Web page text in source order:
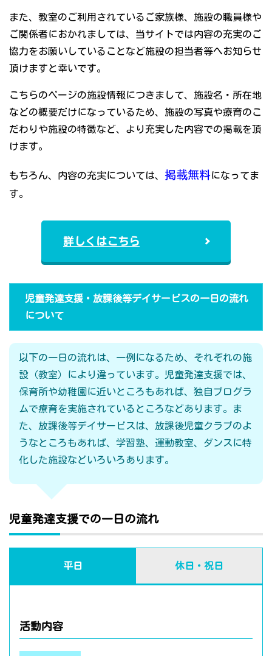
また、教室のご利用されているご家族様、施設の職員様や
ご関係者におかれましては、当サイトでは内容の充実のご
協力をお願いしていることなど施設の担当者等へお知らせ
頂けますと幸いです。
こちらのページの施設情報につきまして、施設名・所在地
などの概要だけになっているため、施設の写真や療育のこ
だわりや施設の特徴など、より充実した内容での掲載を頂
けます。
もちろん、内容の充実については、 掲載無料になってま
す。
詳しくはこちら
児童発達支援・放課後等デイサービスの一日の流れ
について
以下の一日の流れは、一例になるため、それぞれの施
設（教室）により違っています。児童発達支援では、
保育所や幼稚園に近いところもあれば、独自プログラ
ムで療育を実施されているところなどあります。ま
た、放課後等デイサービスは、放課後児童クラブのよ
うなところもあれば、学習塾、運動教室、ダンスに特
化した施設などいろいろあります。
児童発達支援での一日の流れ
平日 休日・祝日
活動内容